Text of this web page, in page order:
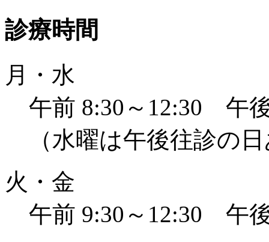
診療時間
月・水
午前 8:30～12:30 午
（水曜は午後往診の
火・金
午前 9:30～12:30 午